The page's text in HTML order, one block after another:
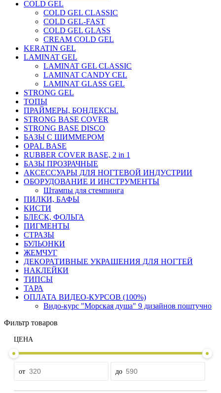
COLD GEL
COLD GEL CLASSIC
COLD GEL-FAST
COLD GEL GLASS
CREAM COLD GEL
KERATIN GEL
LAMINAT GEL
LAMINAT GEL CLASSIС
LAMINAT CANDY CEL
LAMINAT GLASS GEL
STRONG GEL
ТОПЫ
ПРАЙМЕРЫ, БОНДЕКСЫ.
STRONG BASE COVER
STRONG BASE DISCO
БАЗЫ С ШИММЕРОМ
OPAL BASE
RUBBER COVER BASE, 2 in 1
БАЗЫ ПРОЗРАЧНЫЕ
АКСЕССУАРЫ ДЛЯ НОГТЕВОЙ ИНДУСТРИИ
ОБОРУДОВАНИЕ И ИНСТРУМЕНТЫ
Штампы для стемпинга
ПИЛКИ, БАФЫ
КИСТИ
БЛЕСК, ФОЛЬГА
ПИГМЕНТЫ
СТРАЗЫ
БУЛЬОНКИ
ЖЕМЧУГ
ДЕКОРАТИВНЫЕ УКРАШЕНИЯ ДЛЯ НОГТЕЙ
НАКЛЕЙКИ
ТИПСЫ
ТАРА
ОПЛАТА ВИДЕО-КУРСОВ (100%)
Видо-курс "Морская душа" 9 дизайнов поштучно
Фильтр товаров
ЦЕНА
от до